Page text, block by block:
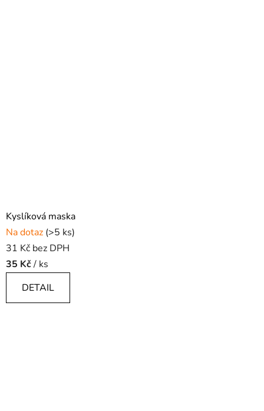
Kyslíková maska
Na dotaz (>5 ks)
31 Kč bez DPH
35 Kč/ ks
DETAIL